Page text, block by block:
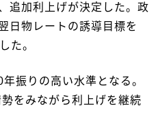
追加利上げが決定した。政
日物レートの誘導目標を
た。
振りの高い水準となる。
をみながら利上げを継続